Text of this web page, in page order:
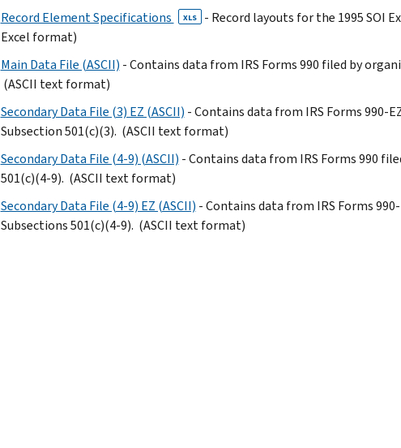
Record Element Specifications XLS
- Record layouts for the 1995 SOI
Excel format)
Main Data File (ASCII) - Contains data from IRS Forms 990 filed by
(ASCII text format)
Secondary Data File (3) EZ (ASCII) - Contains data from IRS Forms 990-
Subsection 501(c)(3). (ASCII text format)
Secondary Data File (4-9) (ASCII) - Contains data from IRS Forms 990
501(c)(4-9). (ASCII text format)
Secondary Data File (4-9) EZ (ASCII) - Contains data from IRS Forms
Subsections 501(c)(4-9). (ASCII text format)